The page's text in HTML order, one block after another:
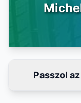
Passzol